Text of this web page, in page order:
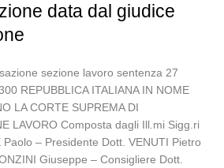
data dal giudice
sezione lavoro sentenza 27
REPUBBLICA ITALIANA IN NOME
LA CORTE SUPREMA DI
LAVORO Composta dagli Ill.mi Sigg.ri
– Presidente Dott. VENUTI Pietro
Giuseppe – Consigliere Dott.